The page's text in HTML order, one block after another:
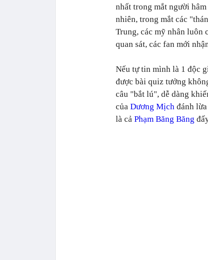
nhất trong mắt người
nhiên, trong mắt các
Trung, các mỹ nhân luôn
quan sát, các fan mới
Nếu tự tin mình là 1 độc
được bài quiz tưởng
câu "bắt lú", dễ dàng
của Dương Mịch đánh
là cả Phạm Băng Băng